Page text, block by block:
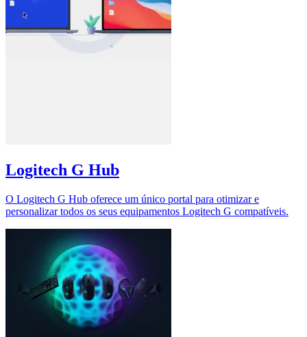
Logitech G Hub
O Logitech G Hub oferece um único portal para otimizar e
personalizar todos os seus equipamentos Logitech G compatíveis.